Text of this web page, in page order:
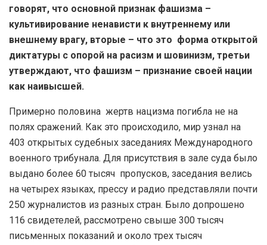
говорят, что основной признак фашизма –
культивирование ненависти к внутреннему или
внешнему врагу, вторые – что это форма открытой
диктатуры с опорой на расизм и шовинизм, третьи
утверждают, что фашизм – признание своей нации
как наивысшей.
Примерно половина жертв нацизма погибла не на
полях сражений. Как это происходило, мир узнал на
403 открытых судебных заседаниях Международного
военного трибунала. Для присутствия в зале суда было
выдано более 60 тысяч пропусков, заседания велись
на четырех языках, прессу и радио представляли почти
250 журналистов из разных стран. Было допрошено
116 свидетелей, рассмотрено свыше 300 тысяч
письменных показаний и около трех тысяч